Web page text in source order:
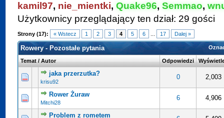
kamil97, nie_mientki,Quake96,Semmao,
Użytkownicy przeglądający ten dział: 29 gości
Strony (17): « Wstecz 1 2 3 4 5 6 17 Dalej »
Rowery - Pozostałe pytania
Temat/Autor Odpowiedzi
jaka przerzutka?
krisu92
0 2,003
5 gwiazdek
Rower Żuraw
Mitchi28
6 4,906
5 gwiazdek
Problem z rometem